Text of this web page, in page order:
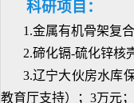
科研项目：
1.金属有机骨架复
2.碲化镉-硫化锌核
3.辽宁大伙房水库
教育厅支持）；3万元；